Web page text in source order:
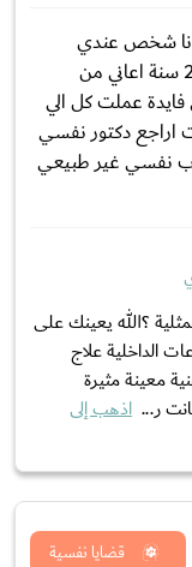
انا شخص عندي
مساكل كثيرة بشكل مو طبيعي انا عمري 22 سنة اعاني من
فايدة عملت كل الي
اراجع دكتور نفسي
نفسي غير طبيعي
؟الله يعينك على
الداخلية علاج
معينة مثيرة
ر... اذهب إلى
قضايا نفسية